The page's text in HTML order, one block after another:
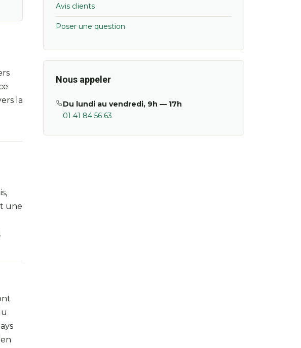
la
une
Avis clients
Poser une question
Nous appeler
Du lundi au vendredi, 9h — 17h
01 41 84 56 63